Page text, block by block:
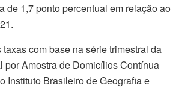
de 1,7 ponto percentual em relação ao
com base na série trimestral da
por Amostra de Domicílios Contínua
Instituto Brasileiro de Geografia e